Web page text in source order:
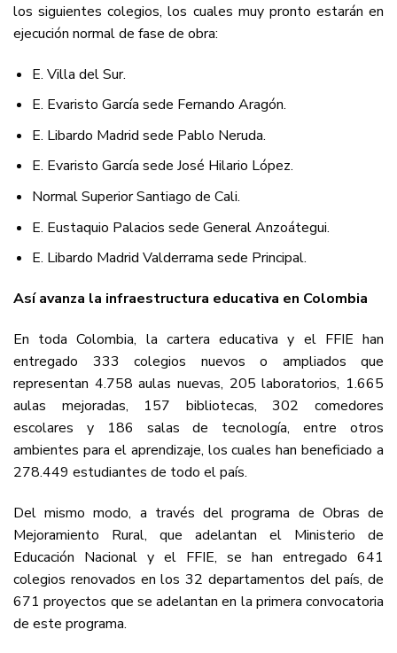
los siguientes colegios, los cuales muy pronto estarán en
ejecución normal de fase de obra:
E. Villa del Sur.
E. Evaristo García sede Fernando Aragón.
E. Libardo Madrid sede Pablo Neruda.
E. Evaristo García sede José Hilario López.
Normal Superior Santiago de Cali.
E. Eustaquio Palacios sede General Anzoátegui.
E. Libardo Madrid Valderrama sede Principal.
Así avanza la infraestructura educativa en Colombia
En toda Colombia, la cartera educativa y el FFIE han
entregado 333 colegios nuevos o ampliados que
representan 4.758 aulas nuevas, 205 laboratorios, 1.665
aulas mejoradas, 157 bibliotecas, 302 comedores
escolares y 186 salas de tecnología, entre otros
ambientes para el aprendizaje, los cuales han beneficiado a
278.449 estudiantes de todo el país.
Del mismo modo, a través del programa de Obras de
Mejoramiento Rural, que adelantan el Ministerio de
Educación Nacional y el FFIE, se han entregado 641
colegios renovados en los 32 departamentos del país, de
671 proyectos que se adelantan en la primera convocatoria
de este programa.